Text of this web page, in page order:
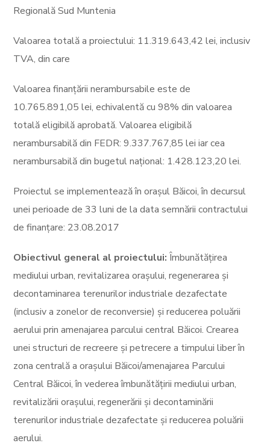
Regională Sud Muntenia
Valoarea totală a proiectului: 11.319.643,42 lei, inclusiv
TVA, din care
Valoarea finanțării nerambursabile este de
10.765.891,05 lei, echivalentă cu 98% din valoarea
totală eligibilă aprobată. Valoarea eligibilă
nerambursabilă din FEDR: 9.337.767,85 lei iar cea
nerambursabilă din bugetul național: 1.428.123,20 lei.
Proiectul se implementează în orașul Băicoi, în decursul
unei perioade de 33 luni de la data semnării contractului
de finanțare: 23.08.2017
Obiectivul general al proiectului: Îmbunătățirea
mediului urban, revitalizarea orașului, regenerarea și
decontaminarea terenurilor industriale dezafectate
(inclusiv a zonelor de reconversie) și reducerea poluării
aerului prin amenajarea parcului central Băicoi. Crearea
unei structuri de recreere și petrecere a timpului liber în
zona centrală a orașului Băicoi/amenajarea Parcului
Central Băicoi, în vederea îmbunătățirii mediului urban,
revitalizării orașului, regenerării și decontaminării
terenurilor industriale dezafectate și reducerea poluării
aerului.